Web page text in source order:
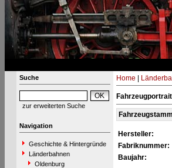
Suche
zur erweiterten Suche
Navigation
Geschichte & Hintergründe
Länderbahnen
Oldenburg
Home
Fahrzeugstamm
Hersteller:
Fabriknummer:
Baujahr: